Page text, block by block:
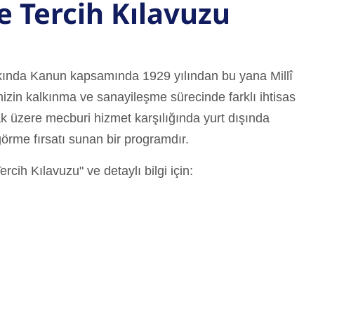
Tercih Kılavuzu
Kanun kapsamında 1929 yılından bu yana Millî
kalkınma ve sanayileşme sürecinde farklı ihtisas
mecburi hizmet karşılığında yurt dışında
fırsatı sunan bir programdır.
Kılavuzu" ve detaylı bilgi için: